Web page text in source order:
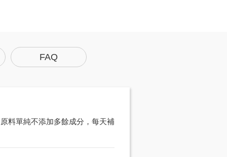
FAQ
料單純不添加多餘成分，每天補